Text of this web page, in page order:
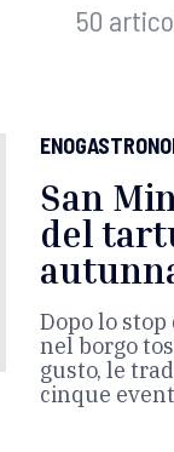
50
San
del
Dopo lo
nel borgo
gusto, le
cinque